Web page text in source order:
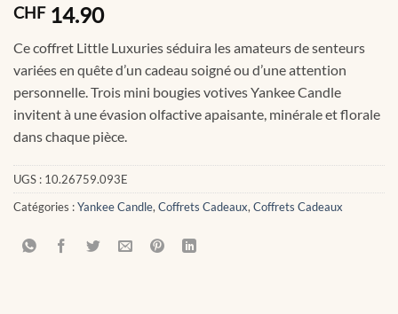
CHF14.90
Ce coffret Little Luxuries séduira les amateurs de senteurs
variées en quête d’un cadeau soigné ou d’une attention
personnelle. Trois mini bougies votives Yankee Candle
invitent à une évasion olfactive apaisante, minérale et florale
dans chaque pièce.
UGS : 10.26759.093E
Catégories :Yankee Candle,Coffrets Cadeaux,Coffrets Cadeaux